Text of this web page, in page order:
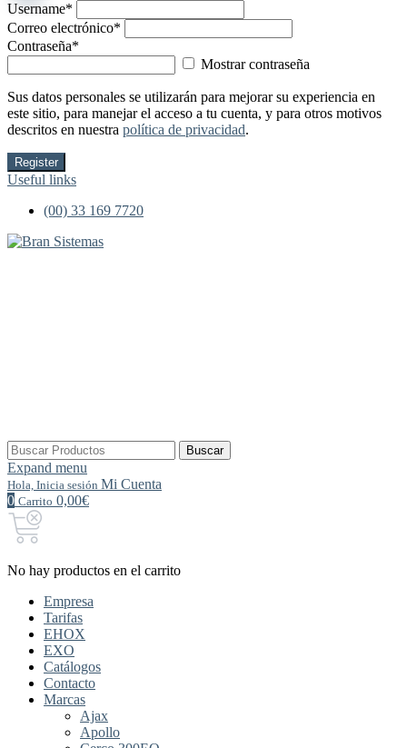
Username*
Correo electrónico*
Contraseña*
Mostrar contraseña
Sus datos personales se utilizarán para mejorar su experiencia en
este sitio, para manejar el acceso a tu cuenta, y para otros motivos
descritos en nuestra política de privacidad.
Register
Useful links
(00) 33 169 7720
Buscar
por:
Buscar
Expand menu
Hola, Inicia sesión Mi Cuenta
0 Carrito 0,00€
No hay productos en el carrito
Empresa
Tarifas
EHOX
EXO
Catálogos
Contacto
Marcas
Ajax
Apollo